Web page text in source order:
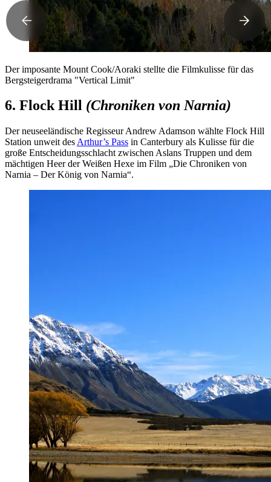
Der imposante Mount Cook/Aoraki stellte die Filmkulisse für das
Bergsteigerdrama "Vertical Limit"
6. Flock Hill (Chroniken von Narnia)
Der neuseeländische Regisseur Andrew Adamson wählte Flock Hill
Station unweit des Arthur’s Pass in Canterbury als Kulisse für die
große Entscheidungsschlacht zwischen Aslans Truppen und dem
mächtigen Heer der Weißen Hexe im Film „Die Chroniken von
Narnia – Der König von Narnia“.